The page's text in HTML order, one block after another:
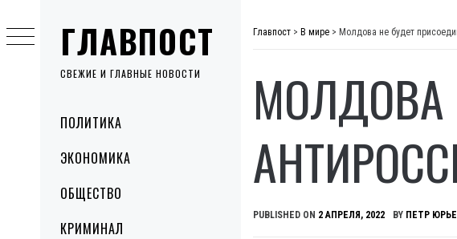
ГЛАВПОСТ
СВЕЖИЕ И ГЛАВНЫЕ НОВОСТИ
MenuПОЛИТИКА
ЭКОНОМИКА
ОБЩЕСТВО
КРИМИНАЛ
to
content
Главпост > В мире > Молдова не будет
МОЛДОВА
PUBLISHED ON 2 АПРЕЛЯ, 2022 BY ПЕТР